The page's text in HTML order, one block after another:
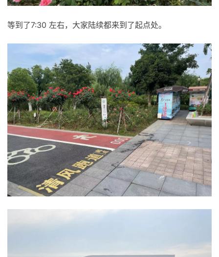
等到了7:30 左右，大家陆续都来到了起点处。